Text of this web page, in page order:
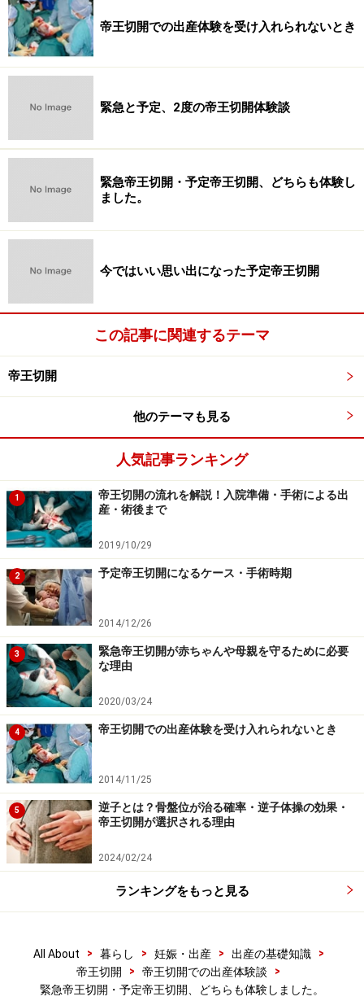
帝王切開での出産体験を受け入れられないとき
緊急と予定、2度の帝王切開体験談
緊急帝王切開・予定帝王切開、どちらも体験し
ました。
今ではいい思い出になった予定帝王切開
この記事に関連するテーマ
帝王切開
他のテーマも見る
人気記事ランキング
1
帝王切開の流れを解説！入院準備・手術による出
産・術後まで
2019/10/29
2 予定帝王切開になるケース・手術時期
2014/12/26
3
緊急帝王切開が赤ちゃんや母親を守るために必要
な理由
2020/03/24
4 帝王切開での出産体験を受け入れられないとき
2014/11/25
5
逆子とは？骨盤位が治る確率・逆子体操の効果・
帝王切開が選択される理由
2024/02/24
ランキングをもっと見る
All About > 暮らし > 妊娠・出産 > 出産の基礎知識
>
帝王切開
> 帝王切開での出産体験談
>
緊急帝王切開・予定帝王切開、どちらも体験しました。